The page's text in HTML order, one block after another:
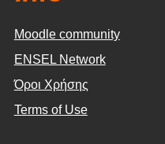
Moodle community
ΕΝSEL Network
Όροι Χρήσης
Terms of Use